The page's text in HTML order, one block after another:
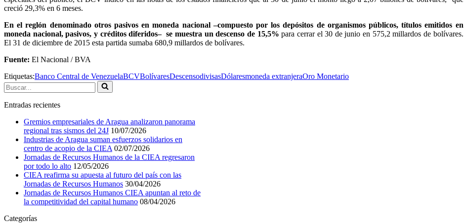
creció 29,3% en 6 meses.
En el reglón denominado otros pasivos en moneda nacional –compuesto por los depósitos de organismos públicos, títulos emitidos en
moneda nacional, pasivos, y créditos diferidos– se muestra un descenso de 15,5% para cerrar el 30 de junio en 575,2 millardos de bolívares.
El 31 de diciembre de 2015 esta partida sumaba 680,9 millardos de bolívares.
Fuente: El Nacional / BVA
Etiquetas:Banco Central de VenezuelaBCVBolívaresDescensodivisasDólaresmoneda extranjeraOro Monetario
Buscar...
Entradas recientes
Gremios empresariales de Aragua analizaron panorama
regional tras sismos del 24J 10/07/2026
Industrias de Aragua suman esfuerzos solidarios en
centro de acopio de la CIEA 02/07/2026
Jornadas de Recursos Humanos de la CIEA regresaron
por todo lo alto 12/05/2026
CIEA reafirma su apuesta al futuro del país con las
Jornadas de Recursos Humanos 30/04/2026
Jornadas de Recursos Humanos CIEA apuntan al reto de
la competitividad del capital humano 08/04/2026
Categorías